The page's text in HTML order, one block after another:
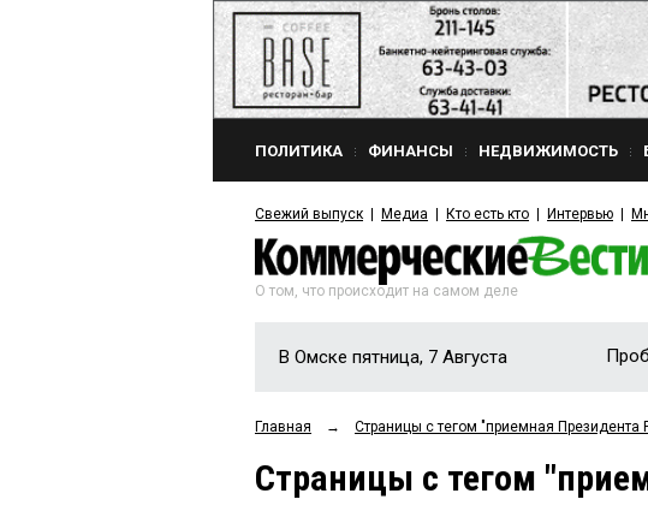
ПОЛИТИКА ФИНАНСЫ НЕДВИЖИМОСТЬ
Свежий выпуск Медиа Кто есть кто Интервью
О том, что происходит на самом деле
В Омске пятница, 7 Августа
Главная → Страницы c тегом "приемная Президента
Страницы c тегом